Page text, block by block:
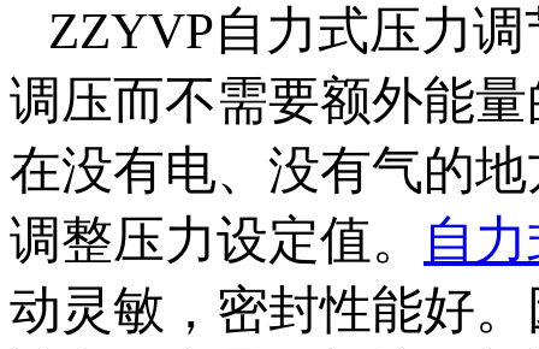
ZZYVP自力式压力
调压而不需要额外能
在没有电、没有气的
调整压力设定值。
自
动灵敏，密封性能好